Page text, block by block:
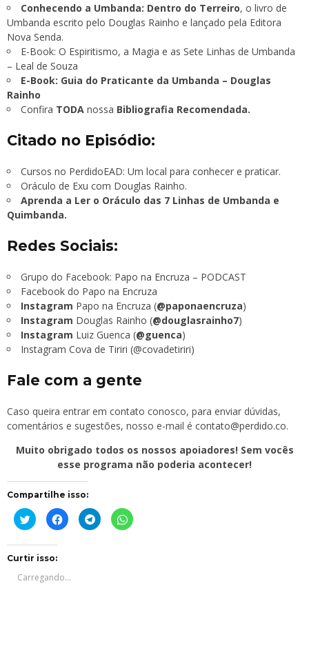
Conhecendo a Umbanda: Dentro do Terreiro, o livro de
Umbanda escrito pelo Douglas Rainho e lançado pela Editora
Nova Senda.
E-Book: O Espiritismo, a Magia e as Sete Linhas de Umbanda
– Leal de Souza
E-Book: Guia do Praticante da Umbanda – Douglas
Rainho
Confira TODA nossa Bibliografia Recomendada.
Citado no Episódio:
Cursos no PerdidoEAD: Um local para conhecer e praticar.
Oráculo de Exu com Douglas Rainho.
Aprenda a Ler o Oráculo das 7 Linhas de Umbanda e
Quimbanda.
Redes Sociais:
Grupo do Facebook: Papo na Encruza – PODCAST
Facebook do Papo na Encruza
Instagram Papo na Encruza (@paponaencruza)
Instagram Douglas Rainho (@douglasrainho7)
Instagram Luiz Guenca (@guenca)
Instagram Cova de Tiriri (@covadetiriri)
Fale com a gente
Caso queira entrar em contato conosco, para enviar dúvidas,
comentários e sugestões, nosso e-mail é contato@perdido.co.
Muito obrigado todos os nossos apoiadores! Sem vocês
esse programa não poderia acontecer!
Compartilhe isso:
Clique
para
compartilhar
em
janela)
Clique
para
compartilhar
janela)
Clique
para
compartilhar
Clique
para
Curtir isso:
Carregando...